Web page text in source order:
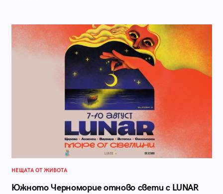
НЕЩАТА ОТ ЖИВОТА
Южното Черноморие отново свети с LUNAR